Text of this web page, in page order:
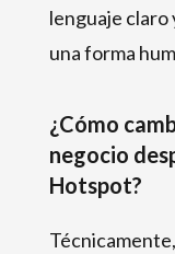
lenguaje claro
una forma
¿Cómo
negocio
Hotspot?